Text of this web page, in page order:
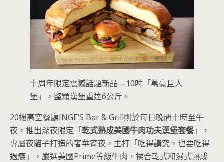
十周年限定震撼話題新品—10吋「萬豪巨人
堡」，整顆漢堡重達6公斤。
20樓高空餐廳INGE’S Bar & Grill則於每日晚間十時至午
夜，推出深夜限定「乾式熟成美國牛肉功夫漢堡套餐」，
專屬夜貓子打造的奢華宵夜，主打「吃得講究，也要吃得
過癮」，嚴選美國Prime等級牛肉，揉合乾式和濕式熟成